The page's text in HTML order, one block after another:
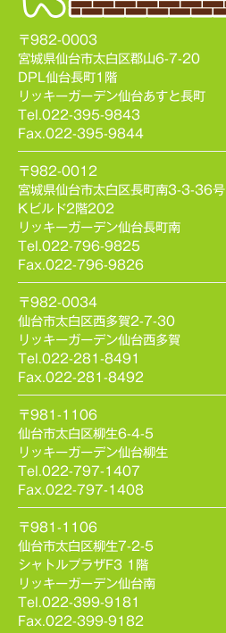
〒982-0003
宮城県仙台市太白区郡山6-7-20
DPL仙台長町1階
リッキーガーデン仙台あすと長町
Tel.022-395-9843
Fax.022-395-9844
〒982-0012
宮城県仙台市太白区長町南3-3-36号
Kビルド2階202
リッキーガーデン仙台長町南
Tel.022-796-9825
Fax.022-796-9826
〒982-0034
仙台市太白区西多賀2-7-30
リッキーガーデン仙台西多賀
Tel.022-281-8491
Fax.022-281-8492
〒981-1106
仙台市太白区柳生6-4-5
リッキーガーデン仙台柳生
Tel.022-797-1407
Fax.022-797-1408
〒981-1106
仙台市太白区柳生7-2-5
シャトルプラザF3 1階
リッキーガーデン仙台南
Tel.022-399-9181
Fax.022-399-9182